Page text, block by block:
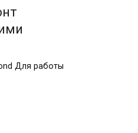
Для работы